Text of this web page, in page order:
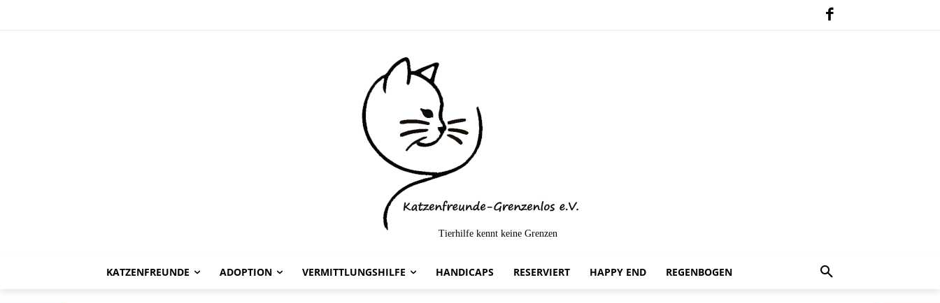
Tierhilfe kennt keine Grenzen
KATZENFREUNDE ADOPTION VERMITTLUNGSHILFE HANDICAPS RESERVIERT HAPPY END REGENBOGEN
Sudja -vermittelt-